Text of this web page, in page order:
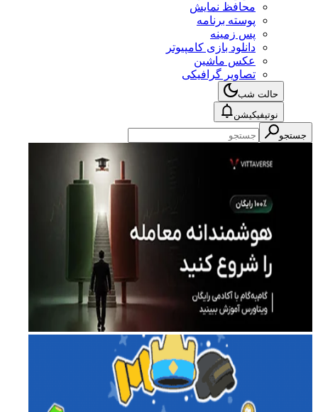
محافظ نمایش
پوسته برنامه
پس زمینه
دانلود بازی کامپیوتر
عکس ماشین
تصاویر گرافیکی
حالت شب
نوتیفیکیشن
جستجو